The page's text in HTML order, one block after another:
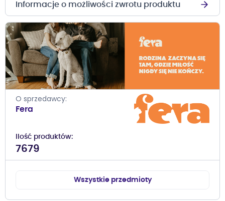
Informacje o możliwości zwrotu produktu
O sprzedawcy
Fera
Ilość produktów
7679
Wszystkie przedmioty